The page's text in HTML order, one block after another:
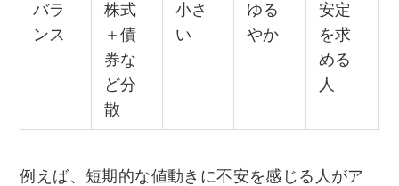
バラ
ンス
株式
＋債
券な
ど分
散
小さ
い
ゆる
やか
安定
を求
める
人
例えば、短期的な値動きに不安を感じる人がア